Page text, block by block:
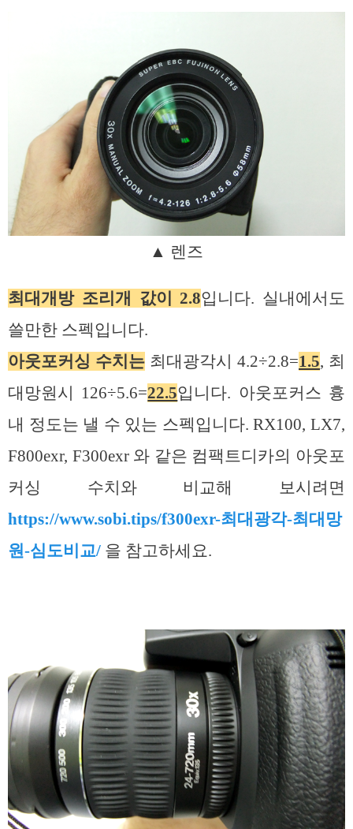
▲ 렌즈
최대개방 조리개 값이 2.8입니다. 실내에서도
쓸만한 스펙입니다.
아웃포커싱 수치는 최대광각시 4.2÷2.8=1.5, 최
대망원시 126÷5.6=22.5입니다. 아웃포커스 흉
내 정도는 낼 수 있는 스펙입니다. RX100, LX7,
F800exr, F300exr 와 같은 컴팩트디카의 아웃포
커싱 수치와 비교해 보시려면
https://www.sobi.tips/f300exr-최대광각-최대망
원-심도비교/ 을 참고하세요.